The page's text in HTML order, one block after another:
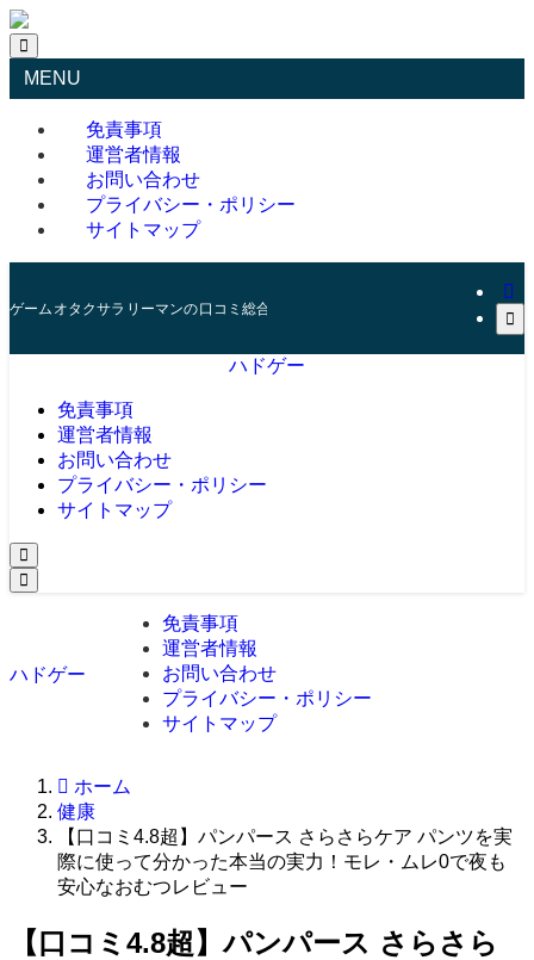
MENU
免責事項
運営者情報
お問い合わせ
プライバシー・ポリシー
サイトマップ
ゲームオタクサラリーマンの口コミ総合サイト
ハドゲー
免責事項
運営者情報
お問い合わせ
プライバシー・ポリシー
サイトマップ
ハドゲー
免責事項
運営者情報
お問い合わせ
プライバシー・ポリシー
サイトマップ
ホーム
健康
【口コミ4.8超】パンパース さらさらケア パンツを実
際に使って分かった本当の実力！モレ・ムレ0で夜も
安心なおむつレビュー
【口コミ4.8超】パンパース さらさら